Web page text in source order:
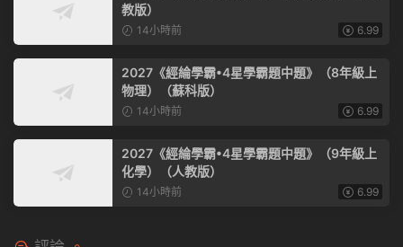
教版）
14小時前 6.99
2027《經綸學霸•4星學霸題中題》（8年級上
物理）（蘇科版）
14小時前 6.99
2027《經綸學霸•4星學霸題中題》（9年級上
化學）（人教版）
14小時前 6.99